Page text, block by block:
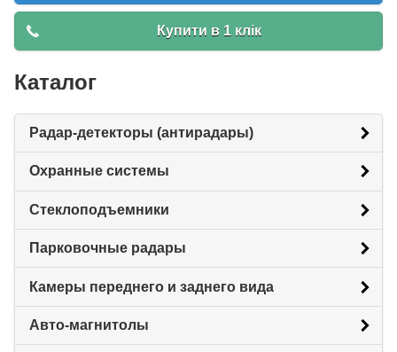
Купити в 1 клік
Каталог
Радар-детекторы (антирадары)
Охранные системы
Стеклоподъемники
Парковочные радары
Камеры переднего и заднего вида
Авто-магнитолы